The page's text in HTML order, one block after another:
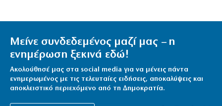
Μείνε συνδεδεμένος μαζί μας – η
ενημέρωση ξεκινά εδώ!
Ακολούθησέ μας στα social media για να μένεις πάντα
ενημερωμένος με τις τελευταίες ειδήσεις, αποκαλύψεις και
αποκλειστικό περιεχόμενο από τη Δημοκρατία.